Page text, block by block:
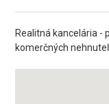
Realitná kancelária -
komerčných